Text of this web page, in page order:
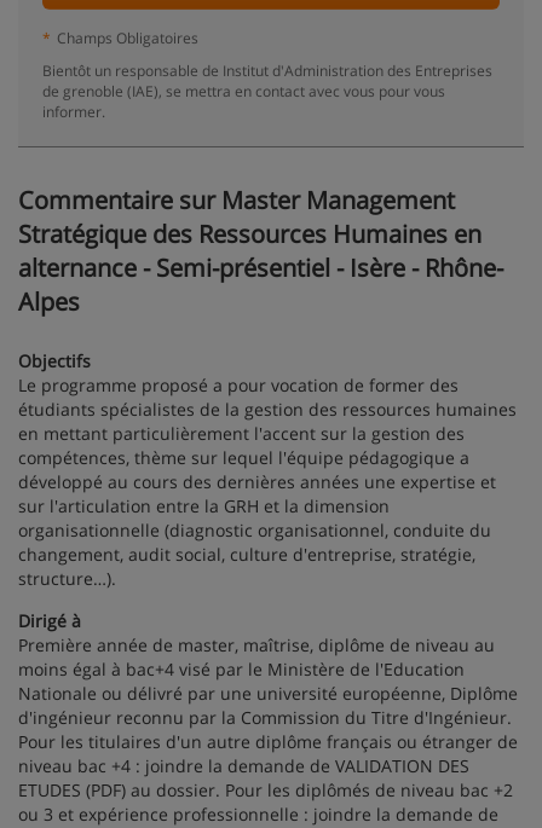
* Champs Obligatoires
Bientôt un responsable de Institut d'Administration des Entreprises
de grenoble (IAE), se mettra en contact avec vous pour vous
informer.
Commentaire sur Master Management
Stratégique des Ressources Humaines en
alternance - Semi-présentiel - Isère - Rhône-
Alpes
Objectifs
Le programme proposé a pour vocation de former des
étudiants spécialistes de la gestion des ressources humaines
en mettant particulièrement l'accent sur la gestion des
compétences, thème sur lequel l'équipe pédagogique a
développé au cours des dernières années une expertise et
sur l'articulation entre la GRH et la dimension
organisationnelle (diagnostic organisationnel, conduite du
changement, audit social, culture d'entreprise, stratégie,
structure…).
Dirigé à
Première année de master, maîtrise, diplôme de niveau au
moins égal à bac+4 visé par le Ministère de l'Education
Nationale ou délivré par une université européenne, Diplôme
d'ingénieur reconnu par la Commission du Titre d'Ingénieur.
Pour les titulaires d'un autre diplôme français ou étranger de
niveau bac +4 : joindre la demande de VALIDATION DES
ETUDES (PDF) au dossier. Pour les diplômés de niveau bac +2
ou 3 et expérience professionnelle : joindre la demande de